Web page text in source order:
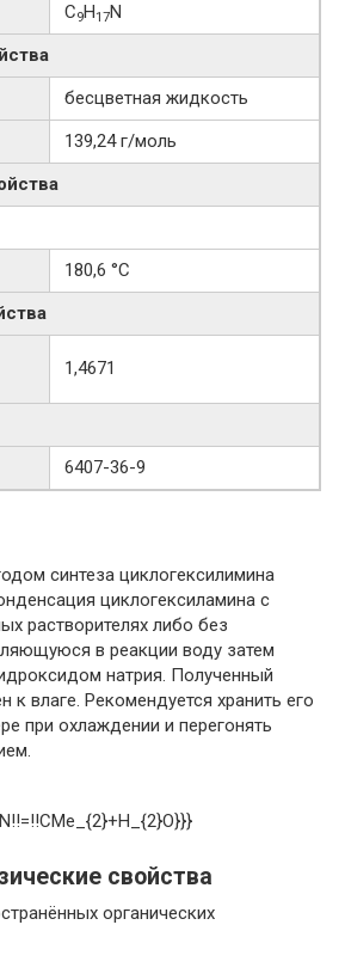
C9H17N
бесцветная жидкость
139,24 г/моль
180,6 °C
1,4671
6407-36-9
синтеза циклогексилимина
циклогексиламина с
растворителях либо без
в реакции воду затем
натрия. Полученный
к влаге. Рекомендуется хранить его
при охлаждении и перегонять
свойства
органических